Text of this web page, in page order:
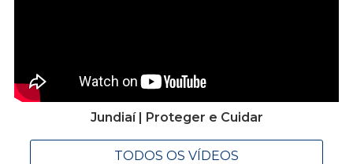
Jundiaí | Proteger e Cuidar
TODOS OS VÍDEOS